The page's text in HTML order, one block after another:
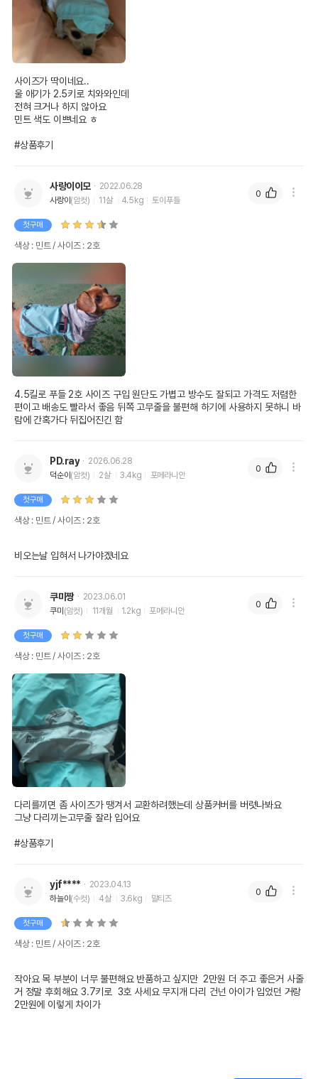
사이즈가 딱이네요..
울 애기가 2.5키로 치와와인데
전혀 크거나 하지 않아요
민트 색도 이쁘네요 ㅎ
#상품후기
사랑이이모
2022.06.28
사랑이 (암컷) 11살 4.5kg 토이푸들
첫구매
색상 : 민트 / 사이즈 : 2호
4.5킬로 푸들 2호 사이즈 구입 원단도 가볍고 방수도 잘되고 가격도 저렴한
편이고 배송도 빨라서 좋음 뒤쪽 고무줄을 불편해 하기에 사용하지 못하니 바
람에 간혹가다 뒤집어진긴 함
0
PD.ray
2026.06.28
덕순이 (암컷) 2살 3.4kg 포메라니안
첫구매
색상 : 민트 / 사이즈 : 2호
비오는날 입혀서 나가야겠네요
0
쿠미짱
2023.06.01
쿠미 (암컷) 11개월 1.2kg 포메라니안
첫구매
색상 : 민트 / 사이즈 : 2호
다리를끼면 좀 사이즈가 땡겨서 교환하려했는데 상품커버를 버렷나봐요
그냥 다리끼는고무줄 잘라 입어요
#상품후기
0
yjf****
2023.04.13
하늘이 (수컷) 4살 3.6kg 말티즈
첫구매
색상 : 민트 / 사이즈 : 2호
작아요 목 부분이 너무 불편해요 반품하고 싶지만  2만원 더 주고 좋은거 사줄
거 정말 후회해요 3.7키로  3호 사세요 무지개 다리 건넌 아이가 입었던 거랑
2만원에 이렇게 차이가
0